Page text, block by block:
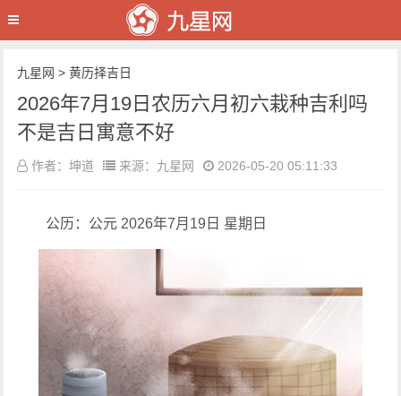
九星网 >黄历择吉日
2026年7月19日农历六月初六栽种吉利吗
不是吉日寓意不好
作者：坤道 来源：九星网 2026-05-20 05:11:33
公历：公元 2026年7月19日 星期日